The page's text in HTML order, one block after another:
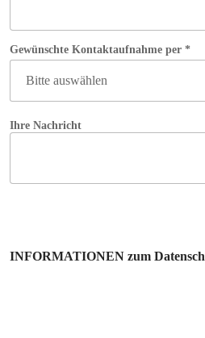
INFORMATIONEN zum